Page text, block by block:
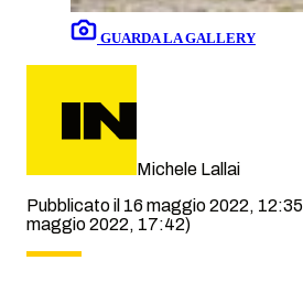
GUARDA LA GALLERY
Michele Lallai
Pubblicato il 16 maggio 2022, 12:35
maggio 2022, 17:42)